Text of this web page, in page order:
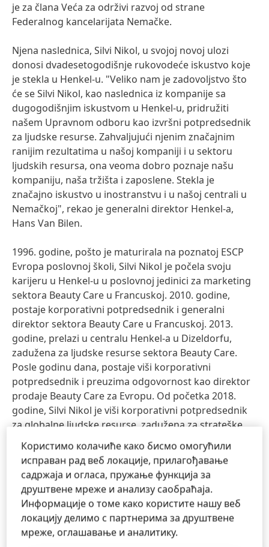
je za člana Veća za održivi razvoj od strane
Federalnog kancelarijata Nemačke.
Njena naslednica, Silvi Nikol, u svojoj novoj ulozi
donosi dvadesetogodišnje rukovodeće iskustvo koje
je stekla u Henkel-u. "Veliko nam je zadovoljstvo što
će se Silvi Nikol, kao naslednica iz kompanije sa
dugogodišnjim iskustvom u Henkel-u, pridružiti
našem Upravnom odboru kao izvršni potpredsednik
za ljudske resurse. Zahvaljujući njenim značajnim
ranijim rezultatima u našoj kompaniji i u sektoru
ljudskih resursa, ona veoma dobro poznaje našu
kompaniju, naša tržišta i zaposlene. Stekla je
značajno iskustvo u inostranstvu i u našoj centrali u
Nemačkoj", rekao je generalni direktor Henkel-a,
Hans Van Bilen.
1996. godine, pošto je maturirala na poznatoj ESCP
Evropa poslovnoj školi, Silvi Nikol je počela svoju
karijeru u Henkel-u u poslovnoj jedinici za marketing
sektora Beauty Care u Francuskoj. 2010. godine,
postaje korporativni potpredsednik i generalni
direktor sektora Beauty Care u Francuskoj. 2013.
godine, prelazi u centralu Henkel-a u Dizeldorfu,
zadužena za ljudske resurse sektora Beauty Care.
Posle godinu dana, postaje viši korporativni
potpredsednik i preuzima odgovornost kao direktor
prodaje Beauty Care za Evropu. Od početka 2018.
godine, Silvi Nikol je viši korporativni potpredsednik
za globalne ljudske resurse, zadužena za strateške
teme ljudskih resursa kao i za ljudske resurse u
regionima.
Silvi Nikol je rođena u Francuskoj. Udata je, ima tri
sina i živi u Dizeldorfu sa svojom porodicom.
Користимо колачиће како бисмо омогућили
исправан рад веб локације, прилагођавање
садржаја и огласа, пружање функција за
друштвене мреже и анализу саобраћаја.
Информације о томе како користите нашу веб
локацију делимо с партнерима за друштвене
мреже, оглашавање и аналитику.